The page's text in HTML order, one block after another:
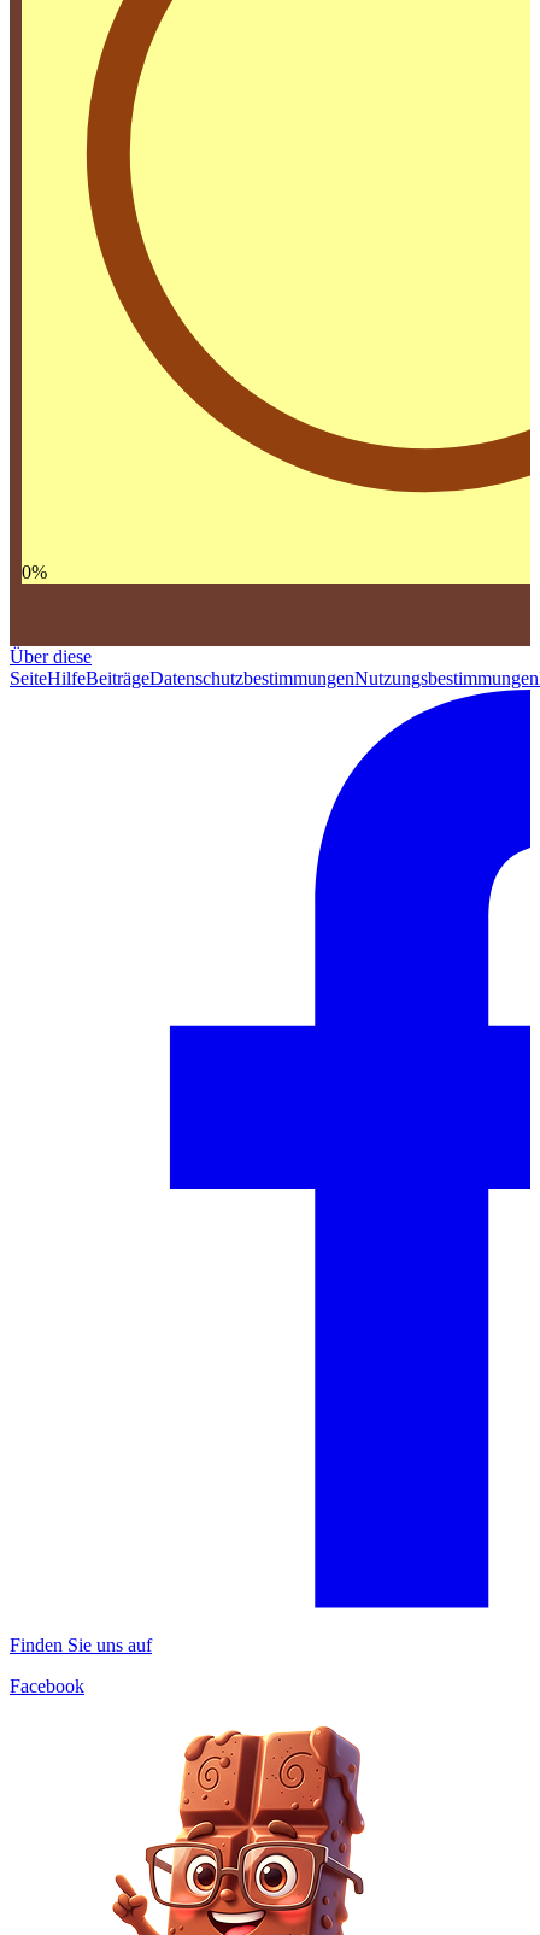
0%
Über diese
SeiteHilfeBeiträgeDatenschutzbestimmungenNutzungsbestimmungen
Finden Sie uns auf
Facebook